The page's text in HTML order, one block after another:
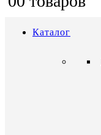
Каталог